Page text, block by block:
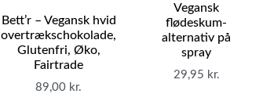
Bett’r – Vegansk hvid
overtrækschokolade,
Glutenfri, Øko,
Fairtrade
89,00 kr.
Vegansk
flødeskum-
alternativ på
spray
29,95 kr.